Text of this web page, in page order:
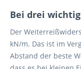
Bei drei
Der
kN/m. Das ist im
Abstand der beste